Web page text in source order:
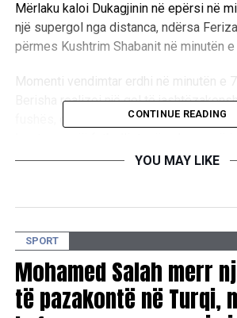
Mërlaku kaloi Dukagjinin në epërsi në
një supergol nga distanca, ndërsa
përmes Kushtrim Shabanit në minutën
Momenti vendimtar erdhi në minutën e
Berisha realizoi një gol të
fushës, duke i dhënë trofeun skuadrës
Xhemajlit.
kërkoi penallti në minutat shtesë, por
nuk akordoi faull. Pas protestave,
Haxhimusa u përjashtua me karton të
Arsim Abazi e tërhoqi ekipin nga fusha
Lojtarët e Ferizajt u kthyen më vonë në
CONTINUE READING
YOU MAY LIKE
SPORT
Mohamed Salah merr
të pazakontë në Turqi,